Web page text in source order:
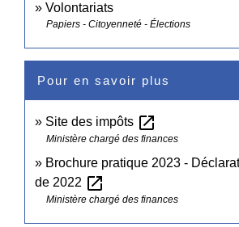
Volontariats
Papiers - Citoyenneté - Élections
Pour en savoir plus
Site des impôts open_in_new
Ministère chargé des finances
Brochure pratique 2023 -
de 2022 open_in_new
Ministère chargé des finances